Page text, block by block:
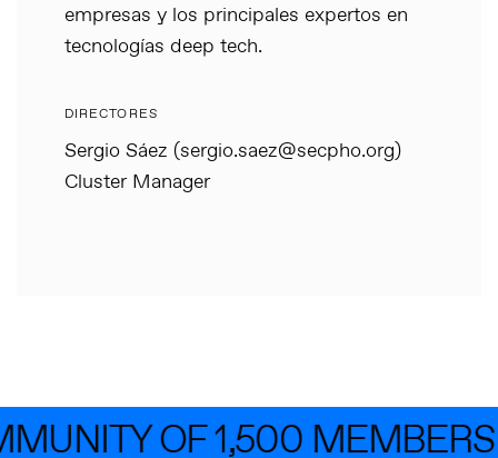
empresas y los principales expertos en
tecnologías deep tech.
DIRECTORES
Sergio Sáez (sergio.saez@secpho.org)
Cluster Manager
OF 1,500 MEMBERS